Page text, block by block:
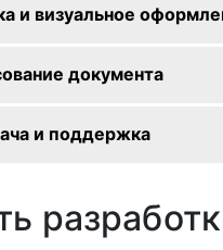
и визуальное
документа
и поддержка